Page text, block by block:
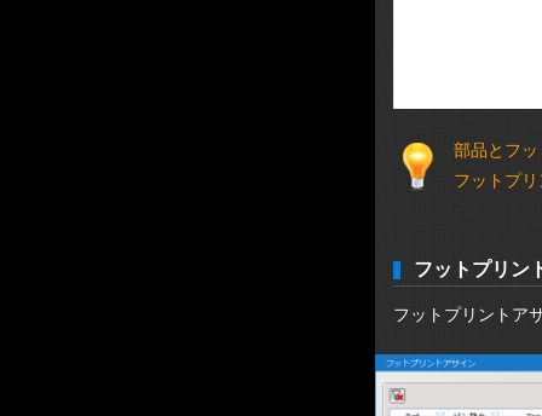
部品とフ
フットプ
フットプリン
フットプリントア